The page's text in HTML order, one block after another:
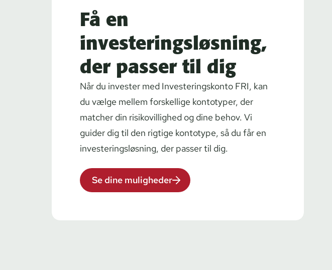
Få en
investeringsløsning,
der passer til dig
Når du invester med In­ve­ste­rings­kon­to FRI, kan
du vælge mellem forskellige kontotyper, der
matcher din ri­si­ko­vil­lig­hed og dine behov. Vi
guider dig til den rigtige kontotype, så du får en
in­ve­ste­rings­løs­ning, der passer til dig.
Se dine muligheder